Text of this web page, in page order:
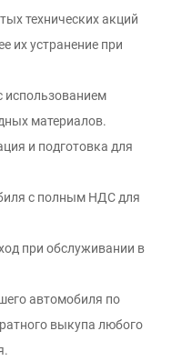
технических акций
их устранение при
использованием
материалов.
и подготовка для
с полным НДС для
при обслуживании в
автомобиля по
выкупа любого